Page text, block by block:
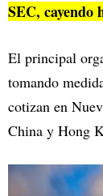
SEC, cayendo
El principal
tomando
cotizan en
China y Hong